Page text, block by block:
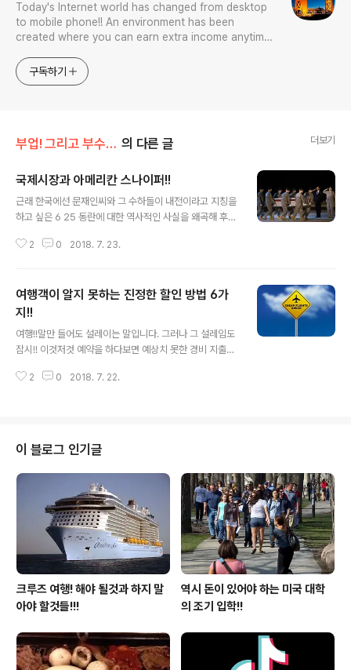
Today's Internet world has changed from desktop
to mobile phone!! An environment has been
created where you can earn extra income anytime,
competition. Now let’s turn our eyes to the world!
You can enter
구독하기
부업! 그리고 부수입!! 의 다른 글 더보기
국제시장과 아메리칸 스나이퍼!!
근래 한국에선 문재인씨와 그 수하들이 내전이라고 지칭을
하고 싶은 6 25 동란에 대한 역사적인 사실을 왜곡해 후손
역사 학자들의 비판을 받은 일이 있었습니다. 우리는 그것
해마다 넘어야 했었던 이들의 심금을 울렸었던 영화가 있
었습니다. 그 영화는 후세에게 역사 교육을 시키기엔 아주
알맞는 내용이라고 많은 이들이 입을 모아 이야기 하고 있
었던 국제시장이라는 영화가 있습니다!! 과거 우리 아버지
리가 해서 그나마 다행이다!! 라고 이야기 하면서 수천 미터
2 0 2018. 7. 23.
여행객이 알지 못하는 진정한 할인 방법 6가
지!!
여행!!말만 들어도 설레이는 말입니다. 그러나 그 설레임도
잠시!! 이것저것 예약을 하다보면 예상치 못한 경비 지출로
마음은 금새 뒤로 밀려나게 됩니다. 그러나 여행을 다녀온
은 역시 교통비 입니다. 특히 해외 여행을 할라치면 아니 장
거리 여행을 할라치면 비행기 여행을 하는 경우가 대부분
인데, 그 비행기 요금이 여행 경비의 많은 부분을 차지를 해
나름 다른 분들 보다 많이 안다고 생각을 했었고 좋은 딜로
예약을 했다고 생각을 하는데 실상 다녀와 보면 그보다 더
좋은 딜이 있었던 ..
2 0 2018. 7. 22.
이 블로그 인기글
크루즈 여행! 해야 될것과 하지 말
아야 할것들!!!
역시 돈이 있어야 하는 미국 대학
의 조기 입학!!